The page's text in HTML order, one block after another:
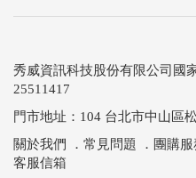
秀威資訊科技股份有限公司國
25511417
門市地址：104 台北市中山區
關於我們
． 常見問題 ． 團購服
客服信箱